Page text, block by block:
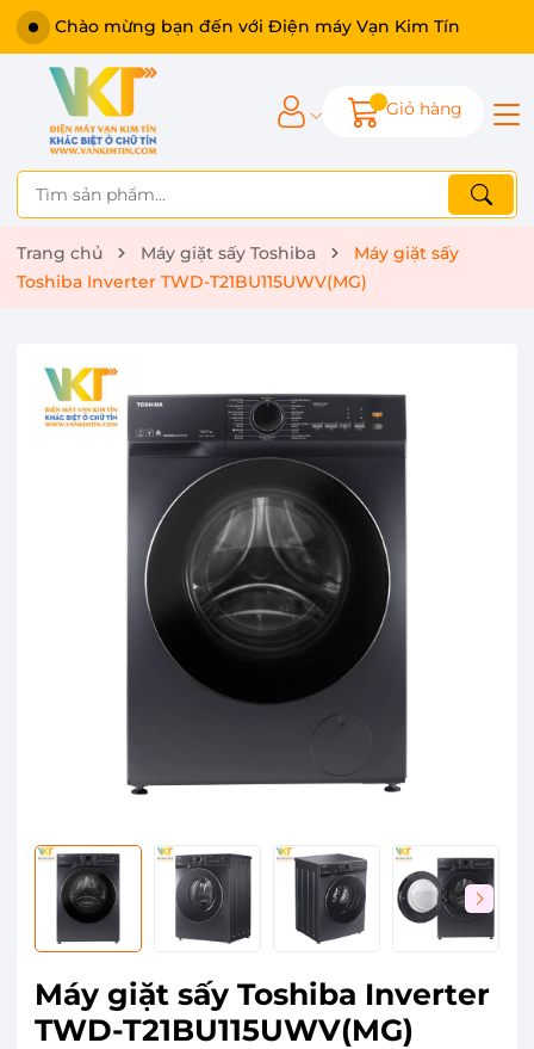
Chào mừng bạn đến với Điện máy Vạn Kim Tín
Giỏ hàng
Trang chủ Máy giặt sấy Toshiba
Máy giặt sấy
Toshiba Inverter TWD-T21BU115UWV(MG)
Máy giặt sấy Toshiba Inverter
TWD-T21BU115UWV(MG)